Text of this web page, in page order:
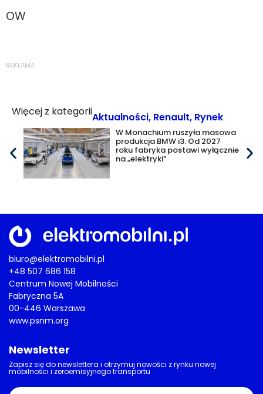
OW
REKLAMA
Więcej z kategoriiAktualności, Renault, Rynek
W Monachium ruszyła masowa
produkcja BMW i3. Od 2027
roku fabryka postawi wyłącznie
na „elektryki”
biuro@elektromobilni.pl
+48 507 686 158
Centrum Nowej Mobilności
Fabryczna 5A
00-446 Warszawa
www.psnm.org
Newsletter
Zapisz się do newslettera i otrzymuj nowości z rynku nowej
mobilności i zeroemisyjnego transportu